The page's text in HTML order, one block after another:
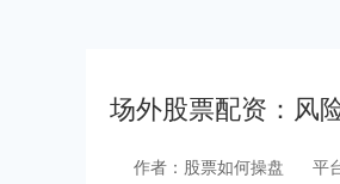
场外股票配资：风
作者：股票如何操盘 平